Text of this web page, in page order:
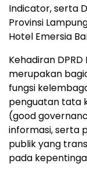
Indicator, serta
Provinsi
Hotel Emersia
Kehadiran
merupakan
fungsi
penguatan tata
(good
informasi, serta
publik yang
pada